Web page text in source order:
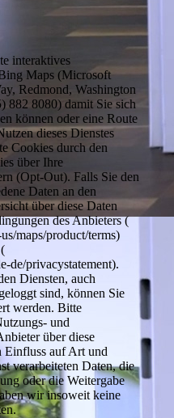
interaktives
Maps (Microsoft
Redmond, Washington
882 8080) damit Sie sich
können oder eine Route
dieses Dienstes
Cookies durch den
über Ihre
(Opt-Out). Falls Sie den
Daten an den
über diese Daten
des Anbieters (
maps/product/terms)
de/privacystatement).
Diensten, auch
sind, können Sie
werden. Bitte
und
über diese
auf Art und
verarbeiteten Daten, die
oder die Weitergabe
wir insoweit keine